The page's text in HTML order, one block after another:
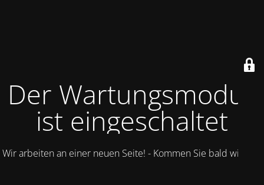
Der Wartungsmodus
ist eingeschaltet
Wir arbeiten an einer neuen Seite! - Kommen Sie bald wieder.